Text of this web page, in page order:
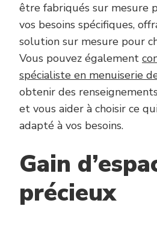
être fabriqués sur mesure
vos besoins spécifiques,
solution sur mesure pour
Vous pouvez également
spécialiste en menuiserie
obtenir des
et vous aider à choisir ce
adapté à vos besoins.
Gain
précieux